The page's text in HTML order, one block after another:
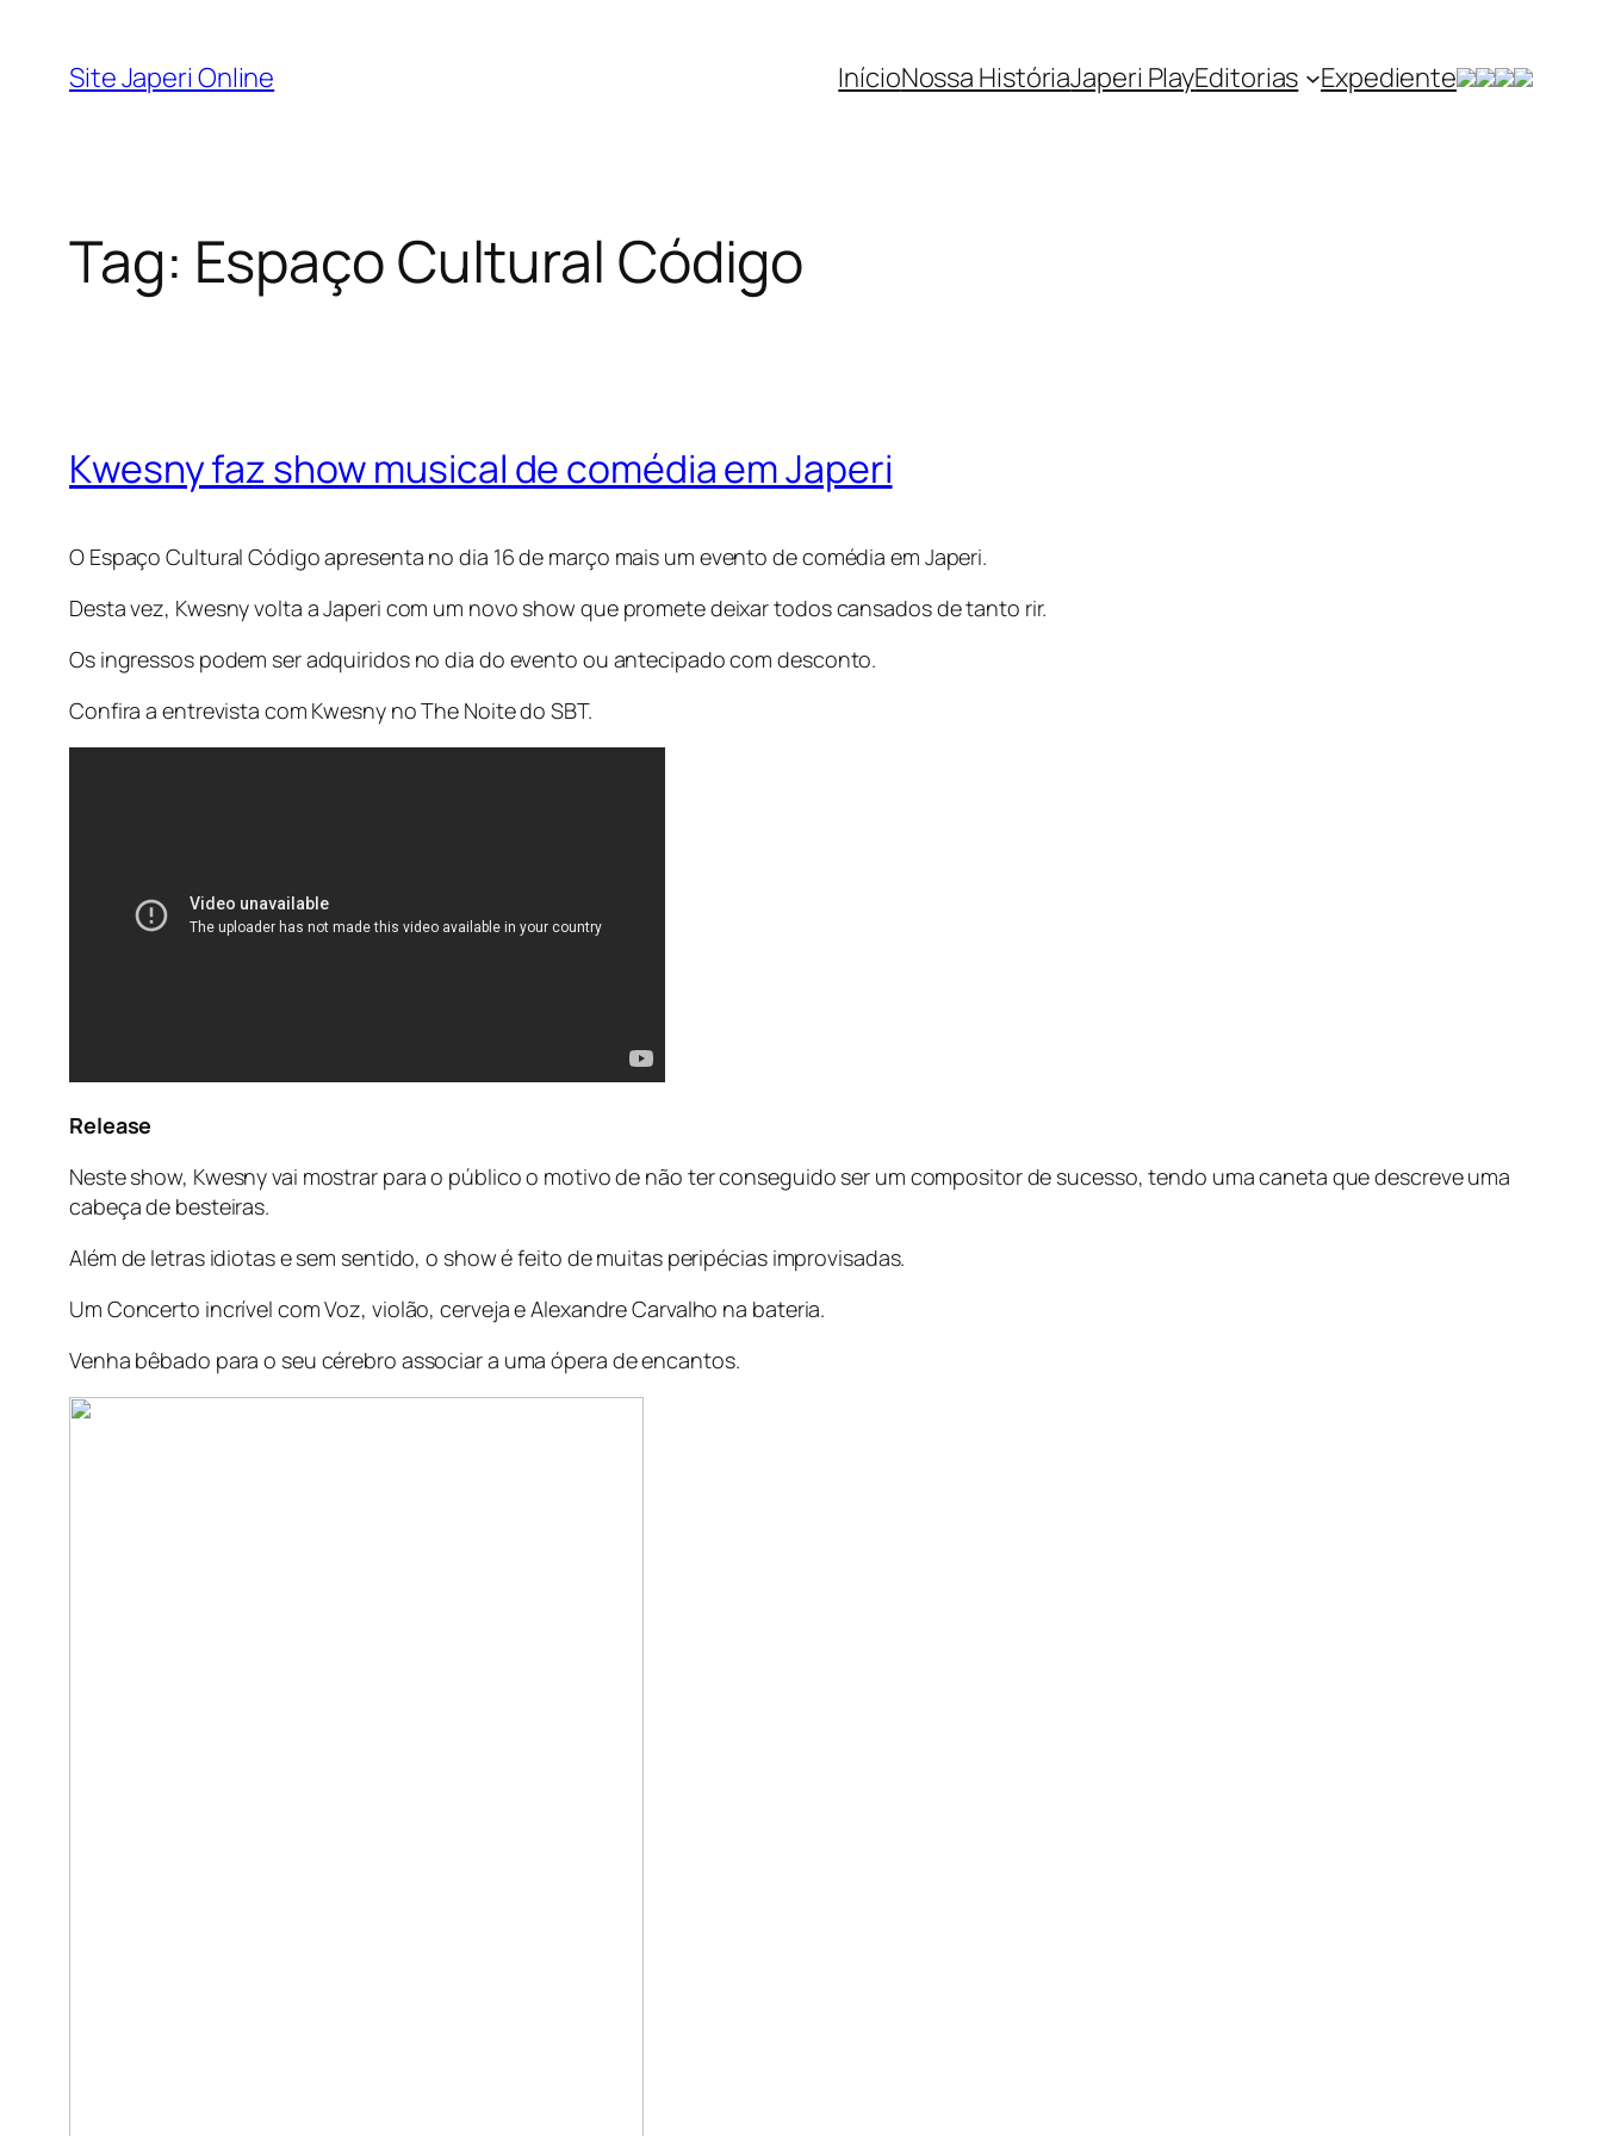
Site Japeri Online InícioNossa HistóriaJaperi PlayEditorias Expediente
Tag: Espaço Cultural Código
Kwesny faz show musical de comédia em Japeri
O Espaço Cultural Código apresenta no dia 16 de março mais um evento de comédia em Japeri.
Desta vez, Kwesny volta a Japeri com um novo show que promete deixar todos cansados de tanto rir.
Os ingressos podem ser adquiridos no dia do evento ou antecipado com desconto.
Confira a entrevista com Kwesny no The Noite do SBT.
Release
Neste show, Kwesny vai mostrar para o público o motivo de não ter conseguido ser um compositor de sucesso, tendo uma caneta que descreve uma
cabeça de besteiras.
Além de letras idiotas e sem sentido, o show é feito de muitas peripécias improvisadas.
Um Concerto incrível com Voz, violão, cerveja e Alexandre Carvalho na bateria.
Venha bêbado para o seu cérebro associar a uma ópera de encantos.